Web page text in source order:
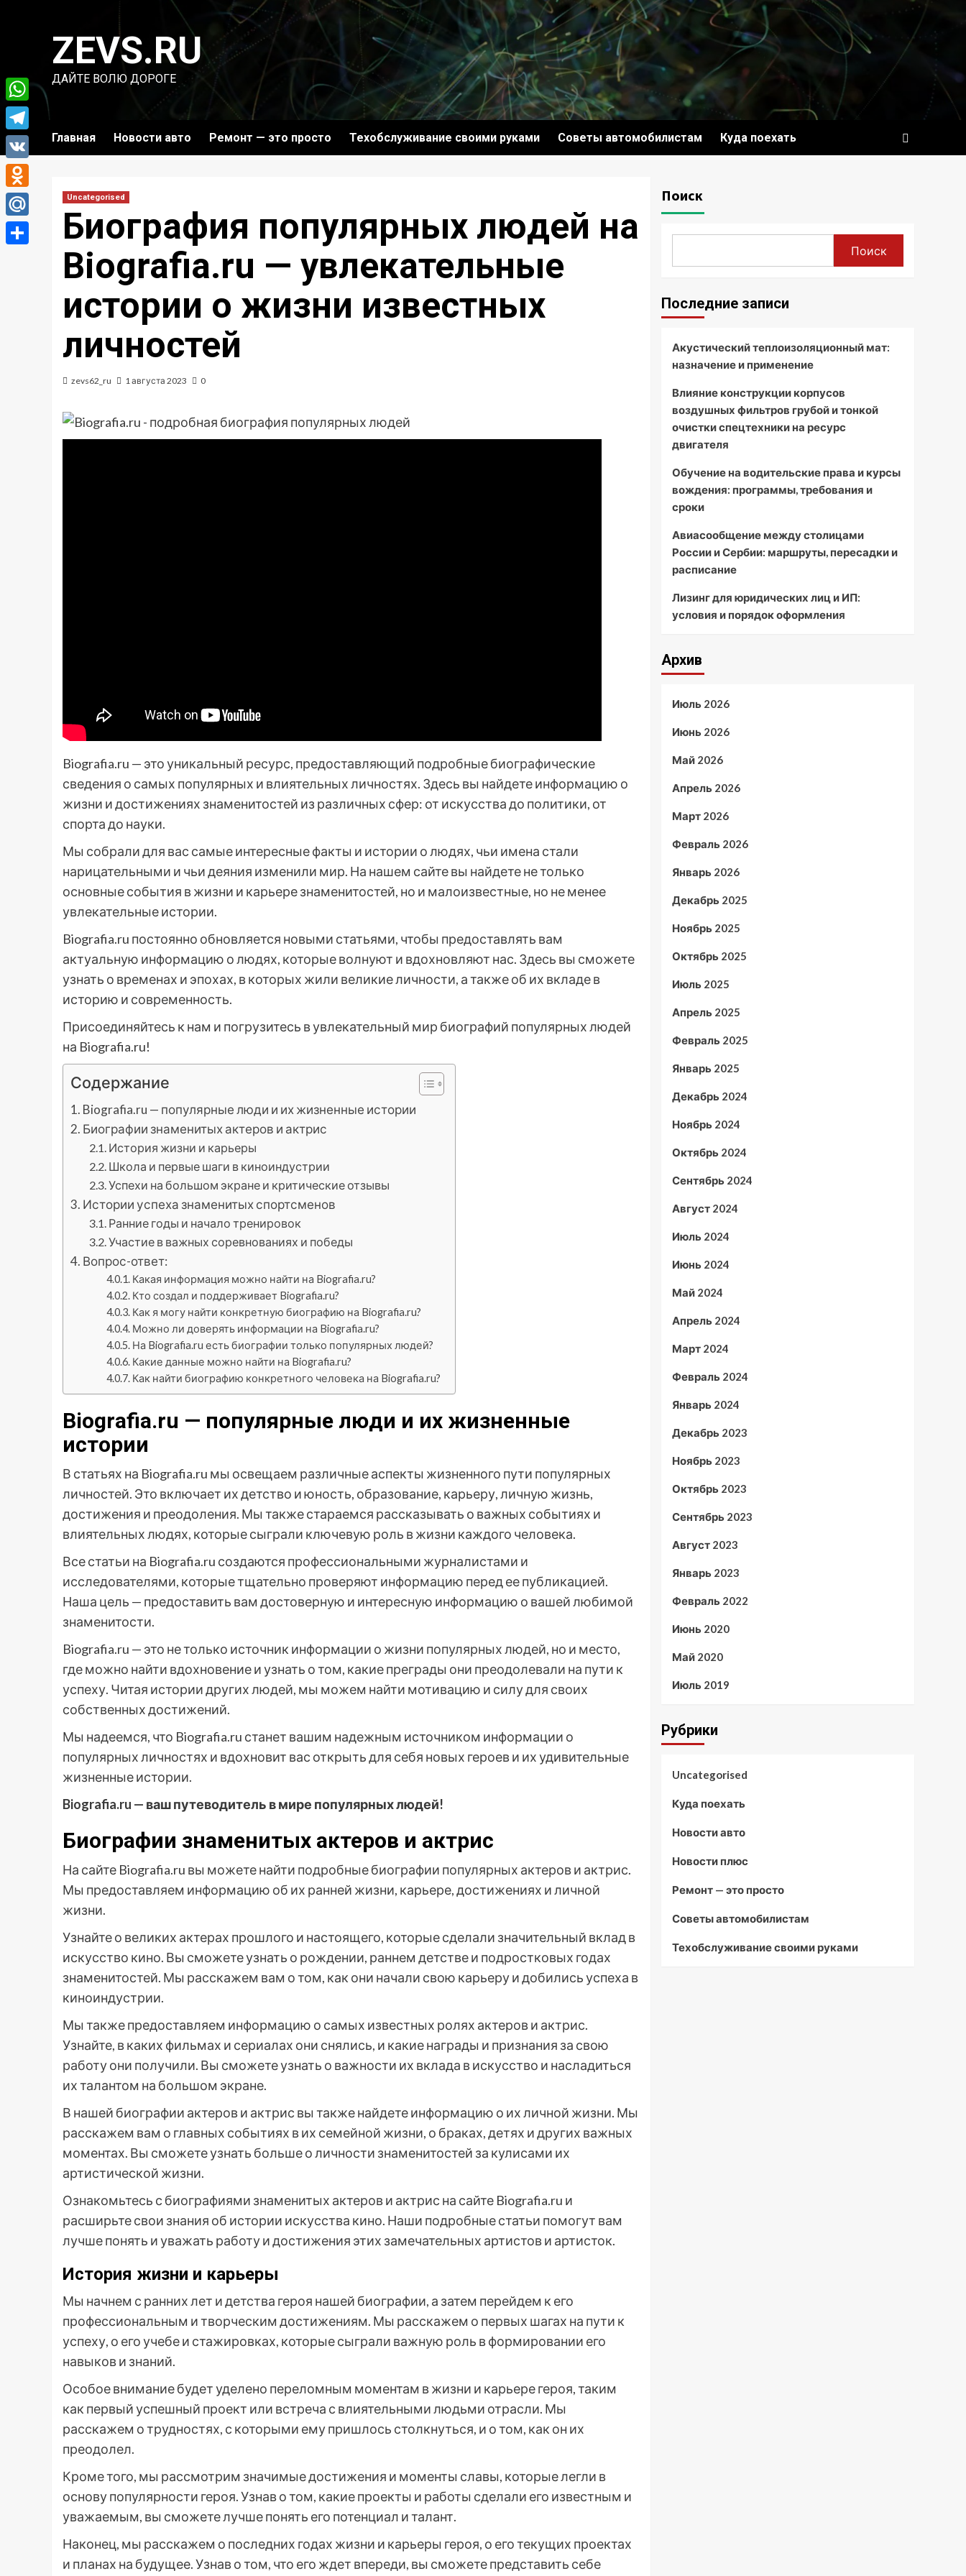
содержимомуZEVS.RU
ДАЙТЕ ВОЛЮ ДОРОГЕ
Главная Новости авто Ремонт — это просто Техобслуживание своими руками Советы автомобилистам Куда поехать
Uncategorised
Биография популярных людей на
Biografia.ru — увлекательные
истории о жизни известных
личностей
zevs62_ru 1 августа 2023 0
Biografia.ru — это уникальный ресурс, предоставляющий подробные биографические
сведения о самых популярных и влиятельных личностях. Здесь вы найдете информацию о
жизни и достижениях знаменитостей из различных сфер: от искусства до политики, от
спорта до науки.
Мы собрали для вас самые интересные факты и истории о людях, чьи имена стали
нарицательными и чьи деяния изменили мир. На нашем сайте вы найдете не только
основные события в жизни и карьере знаменитостей, но и малоизвестные, но не менее
увлекательные истории.
Biografia.ru постоянно обновляется новыми статьями, чтобы предоставлять вам
актуальную информацию о людях, которые волнуют и вдохновляют нас. Здесь вы сможете
узнать о временах и эпохах, в которых жили великие личности, а также об их вкладе в
историю и современность.
Присоединяйтесь к нам и погрузитесь в увлекательный мир биографий популярных людей
на Biografia.ru!
Содержание
Biografia.ru — популярные люди и их жизненные истории
Биографии знаменитых актеров и актрис
История жизни и карьеры
Школа и первые шаги в киноиндустрии
Успехи на большом экране и критические отзывы
Истории успеха знаменитых спортсменов
Ранние годы и начало тренировок
Участие в важных соревнованиях и победы
Вопрос-ответ:
Какая информация можно найти на Biografia.ru?
Кто создал и поддерживает Biografia.ru?
Как я могу найти конкретную биографию на Biografia.ru?
Можно ли доверять информации на Biografia.ru?
На Biografia.ru есть биографии только популярных людей?
Какие данные можно найти на Biografia.ru?
Как найти биографию конкретного человека на Biografia.ru?
Biografia.ru — популярные люди и их жизненные
истории
В статьях на Biografia.ru мы освещаем различные аспекты жизненного пути популярных
личностей. Это включает их детство и юность, образование, карьеру, личную жизнь,
достижения и преодоления. Мы также стараемся рассказывать о важных событиях и
влиятельных людях, которые сыграли ключевую роль в жизни каждого человека.
Все статьи на Biografia.ru создаются профессиональными журналистами и
исследователями, которые тщательно проверяют информацию перед ее публикацией.
Наша цель — предоставить вам достоверную и интересную информацию о вашей любимой
знаменитости.
Biografia.ru — это не только источник информации о жизни популярных людей, но и место,
где можно найти вдохновение и узнать о том, какие преграды они преодолевали на пути к
успеху. Читая истории других людей, мы можем найти мотивацию и силу для своих
собственных достижений.
Мы надеемся, что Biografia.ru станет вашим надежным источником информации о
популярных личностях и вдохновит вас открыть для себя новых героев и их удивительные
жизненные истории.
Biografia.ru — ваш путеводитель в мире популярных людей!
Биографии знаменитых актеров и актрис
На сайте Biografia.ru вы можете найти подробные биографии популярных актеров и актрис.
Мы предоставляем информацию об их ранней жизни, карьере, достижениях и личной
жизни.
Узнайте о великих актерах прошлого и настоящего, которые сделали значительный вклад в
искусство кино. Вы сможете узнать о рождении, раннем детстве и подростковых годах
знаменитостей. Мы расскажем вам о том, как они начали свою карьеру и добились успеха в
киноиндустрии.
Мы также предоставляем информацию о самых известных ролях актеров и актрис.
Узнайте, в каких фильмах и сериалах они снялись, и какие награды и признания за свою
работу они получили. Вы сможете узнать о важности их вклада в искусство и насладиться
их талантом на большом экране.
В нашей биографии актеров и актрис вы также найдете информацию о их личной жизни. Мы
расскажем вам о главных событиях в их семейной жизни, о браках, детях и других важных
моментах. Вы сможете узнать больше о личности знаменитостей за кулисами их
артистической жизни.
Ознакомьтесь с биографиями знаменитых актеров и актрис на сайте Biografia.ru и
расширьте свои знания об истории искусства кино. Наши подробные статьи помогут вам
лучше понять и уважать работу и достижения этих замечательных артистов и артисток.
История жизни и карьеры
Мы начнем с ранних лет и детства героя нашей биографии, а затем перейдем к его
профессиональным и творческим достижениям. Мы расскажем о первых шагах на пути к
успеху, о его учебе и стажировках, которые сыграли важную роль в формировании его
навыков и знаний.
Особое внимание будет уделено переломным моментам в жизни и карьере героя, таким
как первый успешный проект или встреча с влиятельными людьми отрасли. Мы
расскажем о трудностях, с которыми ему пришлось столкнуться, и о том, как он их
преодолел.
Кроме того, мы рассмотрим значимые достижения и моменты славы, которые легли в
основу популярности героя. Узнав о том, какие проекты и работы сделали его известным и
уважаемым, вы сможете лучше понять его потенциал и талант.
Наконец, мы расскажем о последних годах жизни и карьеры героя, о его текущих проектах
и планах на будущее. Узнав о том, что его ждет впереди, вы сможете представить себе
Поиск
Поиск
Последние записи
Акустический теплоизоляционный мат:
назначение и применение
Влияние конструкции корпусов
воздушных фильтров грубой и тонкой
очистки спецтехники на ресурс
двигателя
Обучение на водительские права и курсы
вождения: программы, требования и
сроки
Авиасообщение между столицами
России и Сербии: маршруты, пересадки и
расписание
Лизинг для юридических лиц и ИП:
условия и порядок оформления
Архив
Июль 2026
Июнь 2026
Май 2026
Апрель 2026
Март 2026
Февраль 2026
Январь 2026
Декабрь 2025
Ноябрь 2025
Октябрь 2025
Июль 2025
Апрель 2025
Февраль 2025
Январь 2025
Декабрь 2024
Ноябрь 2024
Октябрь 2024
Сентябрь 2024
Август 2024
Июль 2024
Июнь 2024
Май 2024
Апрель 2024
Март 2024
Февраль 2024
Январь 2024
Декабрь 2023
Ноябрь 2023
Октябрь 2023
Сентябрь 2023
Август 2023
Январь 2023
Февраль 2022
Июнь 2020
Май 2020
Июль 2019
Рубрики
Uncategorised
Куда поехать
Новости авто
Новости плюс
Ремонт — это просто
Советы автомобилистам
Техобслуживание своими руками
WhatsApp
Telegram
VK
Odnoklassniki
Mail.Ru
Отправить